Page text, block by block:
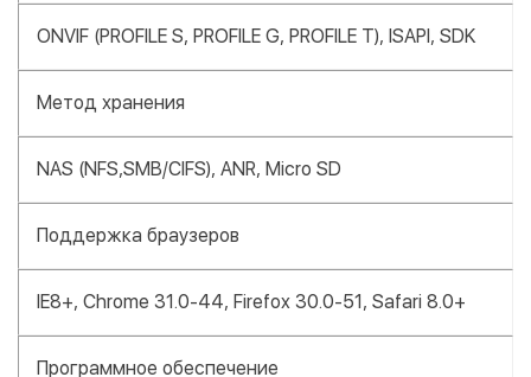
ONVIF (PROFILE S, PROFILE G, PROFILE T), ISAPI, SDK
Метод хранения
NAS (NFS,SMB/CIFS), ANR, Micro SD
Поддержка браузеров
IE8+, Chrome 31.0-44, Firefox 30.0-51, Safari 8.0+
Программное обеспечение